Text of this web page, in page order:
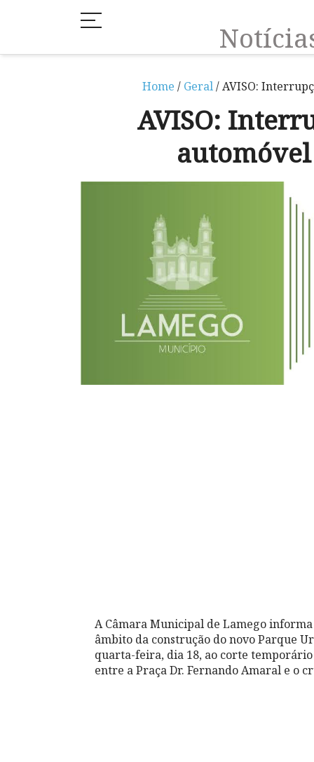
Home / Geral/ AVISO:
AVISO:
A Câmara Municipal de Lamego
âmbito da construção do novo Parque
quarta-feira, dia 18, ao corte
entre a Praça Dr. Fernando Amaral e o